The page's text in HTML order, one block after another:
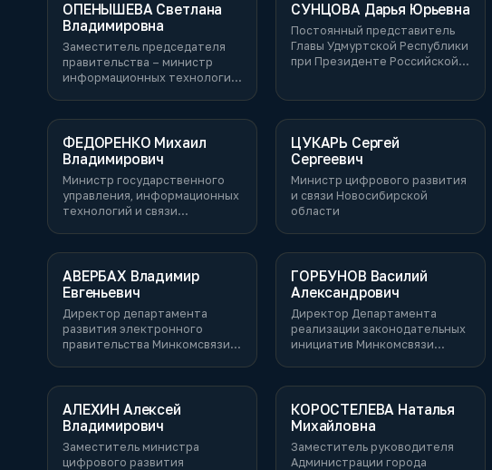
ОПЕНЫШЕВА Светлана
Владимировна
Заместитель председателя
правительства – министр
информационных технологий
СУНЦОВА Дарья Юрьевна
Постоянный представитель
Главы Удмуртской Республики
при Президенте Российской
ФЕДОРЕНКО Михаил
Владимирович
Министр государственного
управления, информационных
технологий и связи
ЦУКАРЬ Сергей
Сергеевич
Министр цифрового развития
и связи Новосибирской
области
АВЕРБАХ Владимир
Евгеньевич
Директор департамента
развития электронного
правительства Минкомсвязи
ГОРБУНОВ Василий
Александрович
Директор Департамента
реализации законодательных
инициатив Минкомсвязи
АЛЕХИН Алексей
Владимирович
Заместитель министра
цифрового развития
КОРОСТЕЛЕВА Наталья
Михайловна
Заместитель руководителя
Администрации города